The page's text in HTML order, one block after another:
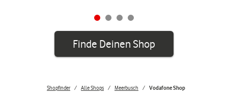
Finde Deinen Shop
Shopfinder Alle Shops Meerbusch Vodafone Shop